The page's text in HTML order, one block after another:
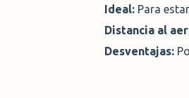
Ideal: Para
Distancia al
Desventajas: